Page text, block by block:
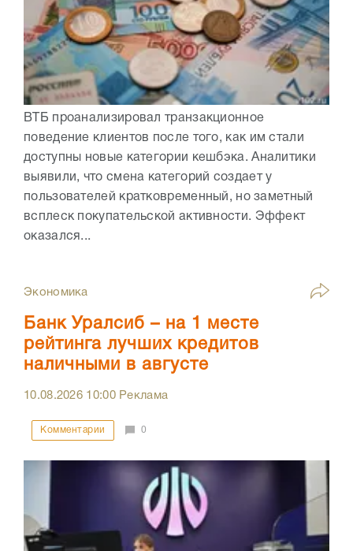
ВТБ проанализировал транзакционное
поведение клиентов после того, как им стали
доступны новые категории кешбэка. Аналитики
выявили, что смена категорий создает у
пользователей кратковременный, но заметный
всплеск покупательской активности. Эффект
оказался...
Экономика
Банк Уралсиб – на 1 месте
рейтинга лучших кредитов
наличными в августе
10.08.2026 10:00Реклама
Комментарии 0